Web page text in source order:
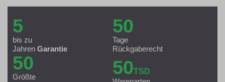
5
bis zu
Jahren Garantie
50
Tage
Rückgaberecht
50
Größte
50TSD